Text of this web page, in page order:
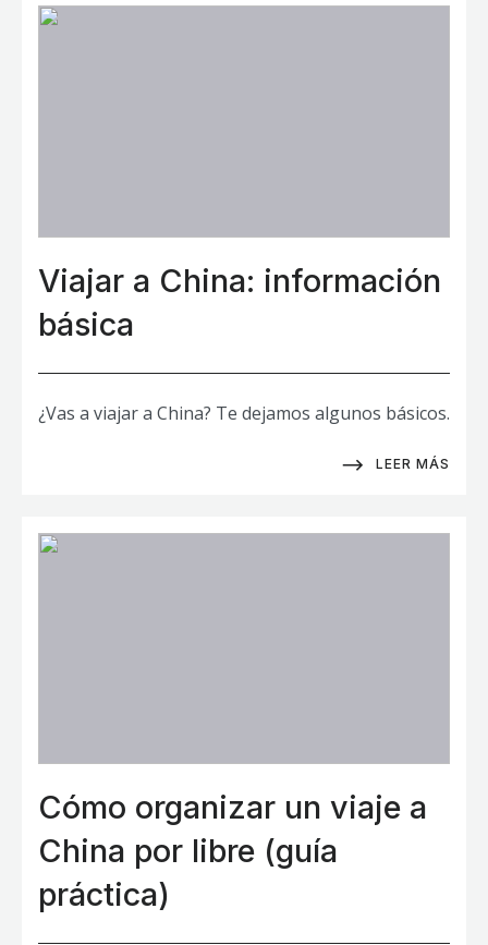
Viajar a China: información
básica
¿Vas a viajar a China? Te dejamos algunos básicos.
LEER MÁS
Cómo organizar un viaje a
China por libre (guía
práctica)